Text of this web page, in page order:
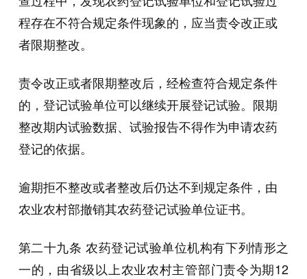
程存在不符合规定条件现象的，应当责令改正或
者限期整改。
责令改正或者限期整改后，经检查符合规定条件
的，登记试验单位可以继续开展登记试验。限期
整改期内试验数据、试验报告不得作为申请农药
登记的依据。
逾期拒不整改或者整改后仍达不到规定条件，由
农业农村部撤销其农药登记试验单位证书。
第二十九条 农药登记试验单位机构有下列情形之
⼀的，由省级以上农业农村主管部门责令为期12